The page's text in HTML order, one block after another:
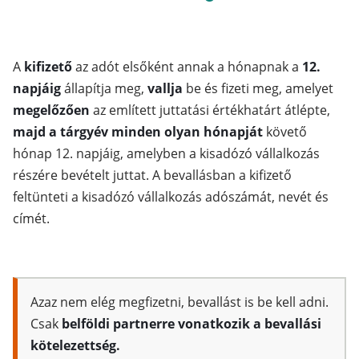
A kifizetőaz adót elsőként annak a hónapnak a 12.
napjáigállapítja meg, vallja be és fizeti meg, amelyet
megelőzően az említett juttatási értékhatárt átlépte,
majd a tárgyév minden olyan hónapját követő
hónap 12. napjáig, amelyben a kisadózó vállalkozás
részére bevételt juttat. A bevallásban a kifizető
feltünteti a kisadózó vállalkozás adószámát, nevét és
címét.
Azaz nem elég megfizetni, bevallást is be kell adni.
Csak belföldi partnerre vonatkozik a bevallási
kötelezettség.